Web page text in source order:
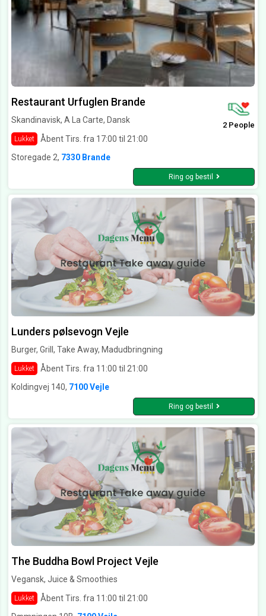
Restaurant Urfuglen Brande
Skandinavisk, A La Carte, Dansk
Lukket Åbent Tirs. fra 17:00 til 21:00
2 People
Storegade 2, 7330 Brande
Ring og bestil
Lunders pølsevogn Vejle
Burger, Grill, Take Away, Madudbringning
Lukket
Åbent Tirs. fra 11:00 til 21:00
Koldingvej 140, 7100 Vejle
Ring og bestil
The Buddha Bowl Project Vejle
Vegansk, Juice & Smoothies
Lukket
Åbent Tirs. fra 11:00 til 21:00